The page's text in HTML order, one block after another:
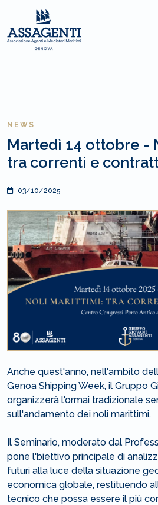
NEWS
Martedì 14 ottobre -
tra correnti e
03/10/2025
Anche quest'anno, nell'ambito
Genoa Shipping Week, il Gruppo
organizzerà l'ormai tradizionale
sull'andamento dei noli marittimi.
Il Seminario, moderato dal
pone l'biettivo principale di
futuri alla luce della situazione
economica globale, restituendo
tecnico che possa essere il più